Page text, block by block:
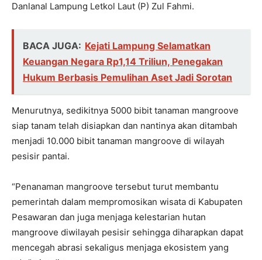
Danlanal Lampung Letkol Laut (P) Zul Fahmi.
BACA JUGA: Kejati Lampung Selamatkan
Keuangan Negara Rp1,14 Triliun, Penegakan
Hukum Berbasis Pemulihan Aset Jadi Sorotan
Menurutnya, sedikitnya 5000 bibit tanaman mangroove
siap tanam telah disiapkan dan nantinya akan ditambah
menjadi 10.000 bibit tanaman mangroove di wilayah
pesisir pantai.
“Penanaman mangroove tersebut turut membantu
pemerintah dalam mempromosikan wisata di Kabupaten
Pesawaran dan juga menjaga kelestarian hutan
mangroove diwilayah pesisir sehingga diharapkan dapat
mencegah abrasi sekaligus menjaga ekosistem yang